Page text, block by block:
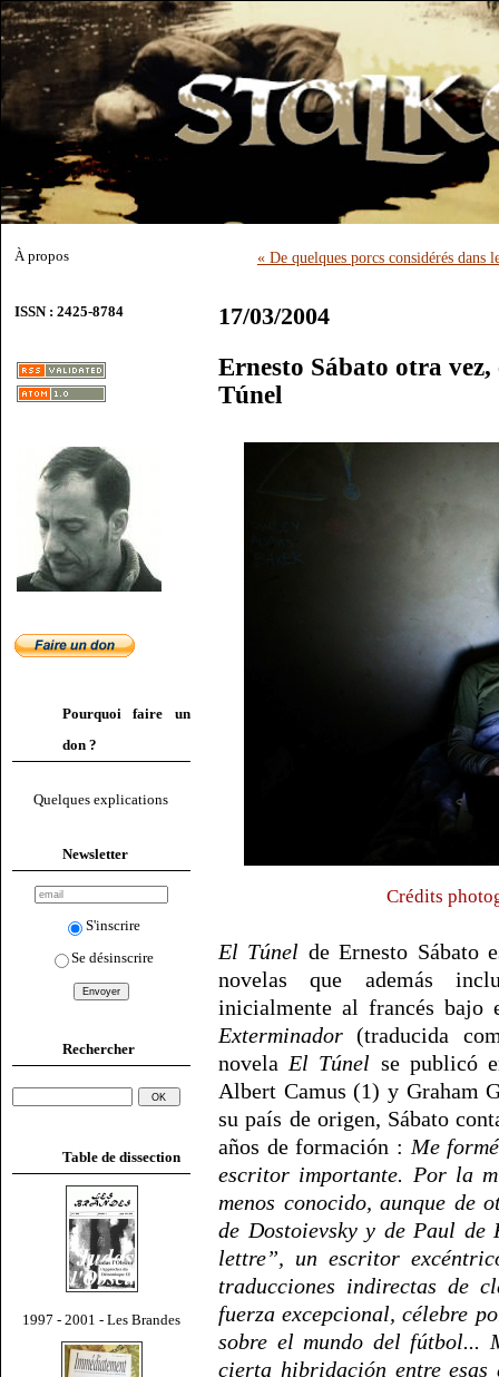
À propos
ISSN : 2425-8784
Pourquoi faire un
don ?
Quelques explications
Newsletter
S'inscrire
Se désinscrire
Rechercher
Table de dissection
1997 - 2001 - Les Brandes
« De quelques porcs considérés
17/03/2004
Ernesto Sábato otra
Túnel
Crédits
El Túnel de Ernesto Sábato
novelas que además
inicialmente al francés
Exterminador (traducida
novela El Túnel se publicó
Albert Camus (1) y Graham
su país de origen, Sábato
años de formación : Me
escritor importante. Por la
menos conocido, aunque de
de Dostoievsky y de Paul
lettre”, un escritor
traducciones indirectas de
fuerza excepcional, célebre
sobre el mundo del fútbol...
cierta hibridación entre